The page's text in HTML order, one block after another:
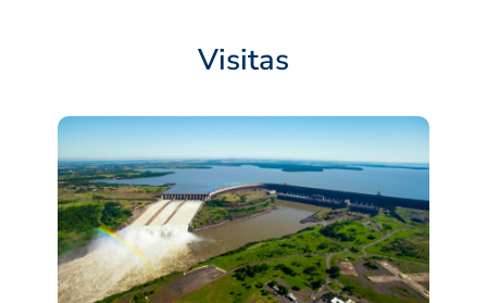
Visitas